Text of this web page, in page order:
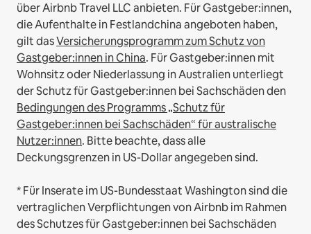
über Airbnb Travel LLC anbieten. Für Gastgeber:innen,
die Aufenthalte in Festlandchina angeboten haben,
gilt dasVersicherungsprogramm zum Schutz von
Gastgeber:innen in China. Für Gastgeber:innen mit
Wohnsitz oder Niederlassung in Australien unterliegt
der Schutz für Gastgeber:innen bei Sachschäden den
Bedingungen des Programms „Schutz für
Gastgeber:innen bei Sachschäden“ für australische
Nutzer:innen. Bitte beachte, dass alle
Deckungsgrenzen in US-Dollar angegeben sind.
* Für Inserate im US-Bundesstaat Washington sind die
vertraglichen Verpflichtungen von Airbnb im Rahmen
des Schutzes für Gastgeber:innen bei Sachschäden